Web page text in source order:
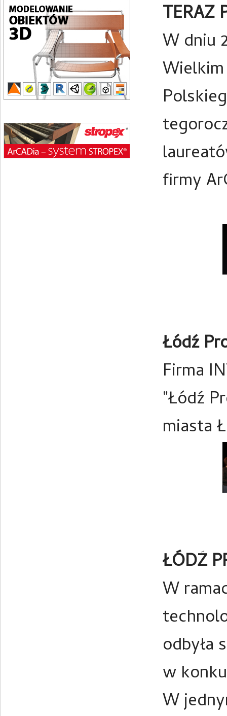
TERAZ
W dniu
firmy
Łódź
Firma
"Łódź
miasta
ŁÓDŹ
W
odbyła
w
W